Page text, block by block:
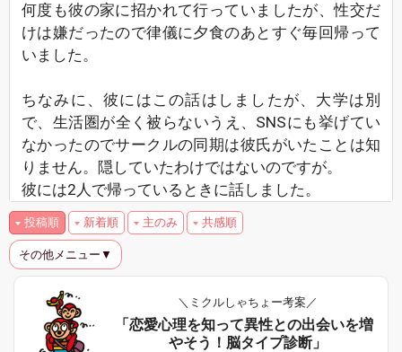
何度も彼の家に招かれて行っていましたが、性交だ
けは嫌だったので律儀に夕食のあとすぐ毎回帰って
いました。
ちなみに、彼にはこの話はしましたが、大学は別
で、生活圏が全く被らないうえ、SNSにも挙げてい
なかったのでサークルの同期は彼氏がいたことは知
りません。隠していたわけではないのですが。
彼には2人で帰っているときに話しました。
投稿順 新着順 主のみ 共感順
その他メニュー▼
＼ミクルしゃちょー考案／
「恋愛心理を知って異性との出会いを増
やそう！脳タイプ診断」